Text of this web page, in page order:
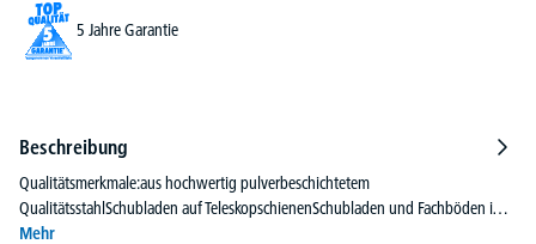
5 Jahre Garantie
Beschreibung
Qualitätsmerkmale:aus hochwertig pulverbeschichtetem
QualitätsstahlSchubladen auf TeleskopschienenSchubladen und Fachböden i…
Mehr